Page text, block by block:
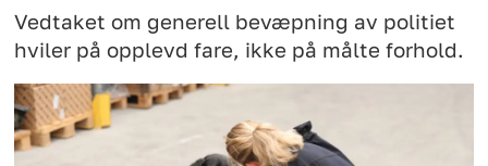
Vedtaket om generell bevæpning av politiet
hviler på opplevd fare, ikke på målte forhold.